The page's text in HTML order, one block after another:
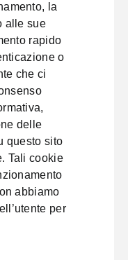
la
alle sue
rapido
o
che ci
delle
questo sito
Tali cookie
abbiamo
per